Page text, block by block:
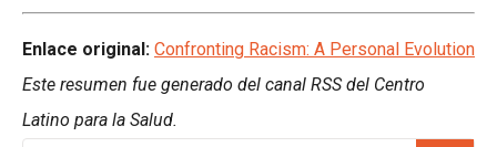
Enlace original: Confronting Racism: A Personal Evolution
Este resumen fue generado del canal RSS del Centro
Latino para la Salud.